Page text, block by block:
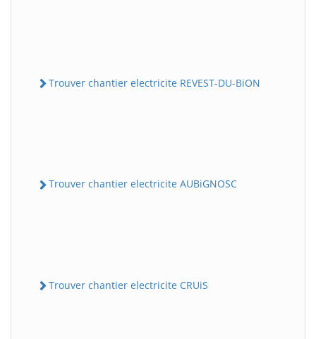
Trouver chantier electricite REVEST-DU-BiON
Trouver chantier electricite AUBiGNOSC
Trouver chantier electricite CRUiS